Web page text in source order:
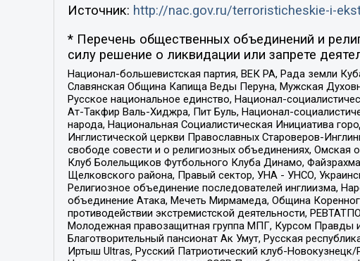
Источник: http://nac.gov.ru/terroristicheskie-i-
* Перечень общественных объединений и
силу решение о ликвидации или запрете
Национал-большевистская партия, ВЕК РА, Рада земли
Славянская Община Капища Веды Перуна, Мужская
Русское национальное единство, Национал-
Ат-Такфир Валь-Хиджра, Пит Буль, Национал-
народа, Национальная Социалистическая Инициатива
Инглистической церкви Православных Староверов-
свободе совести и о религиозных объединениях, Омская
Клуб Болельщиков Футбольного Клуба Динамо,
Щелковского района, Правый сектор, УНА - УНСО,
Религиозное объединение последователей инглиизма,
объединение Атака, Мечеть Мирмамеда, Община
противодействии экстремистской деятельности,
Молодежная правозащитная группа МПГ, Курсом Правды
Благотворительный пансионат Ак Умут, Русская
Иртыш Ultras, Русский Патриотический клуб-